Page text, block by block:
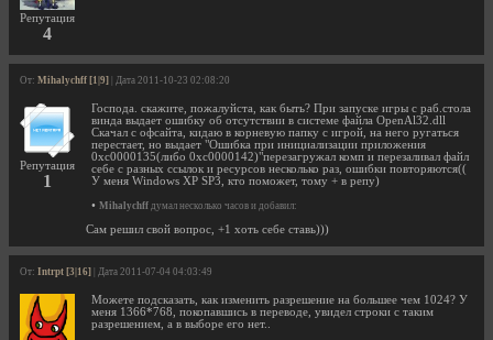
Репутация
4
От: Mihalychff [1|9] | Дата 2011-10-23 02:08:20
Репутация
1
Господа. скажите, пожалуйста, как быть? При запуске игры с раб.стола
винда выдает ошибку об отсутствии в системе файла OpenAl32.dll
Скачал с офсайта, кидаю в корневую папку с игрой, на него ругаться
перестает, но выдает "Ошибка при инициализации приложения
0xc0000135(либо 0xc0000142)"перезагружал комп и перезаливал файл
себе с разных ссылок и ресурсов несколько раз, ошибки повторяются((
У меня Windows XP SP3, кто поможет, тому + в репу)
• Mihalychff думал несколько часов и добавил:
Сам решил свой вопрос, +1 хоть себе ставь)))
От: Intrpt [3|16] | Дата 2011-07-04 04:03:49
Можете подсказать, как изменить разрешение на большее чем 1024? У
меня 1366*768, покопавшись в переводе, увидел строки с таким
разрешением, а в выборе его нет..